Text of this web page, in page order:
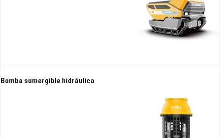
Bomba sumergible hidráulica